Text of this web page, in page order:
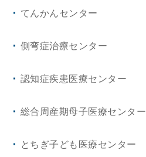
てんかんセンター
側弯症治療センター
認知症疾患医療センター
総合周産期母子医療センター
とちぎ子ども医療センター